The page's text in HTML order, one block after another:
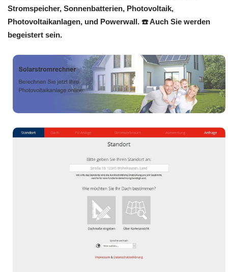
Stromspeicher, Sonnenbatterien, Photovoltaik,
Photovoltaikanlagen, und Powerwall. ☎️ Auch Sie werden
begeistert sein.